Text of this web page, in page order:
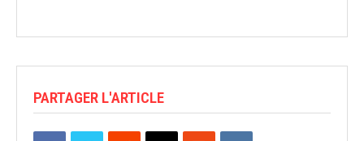
PARTAGER L'ARTICLE